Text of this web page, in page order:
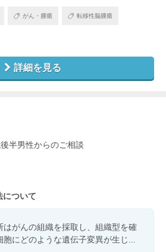
がん・腫瘍 転移性脳腫瘍
詳細を見る
後半男性からのご相談
ついて
はがんの組織を採取し、組織型を確
胞にどのような遺伝子変異が生じ...